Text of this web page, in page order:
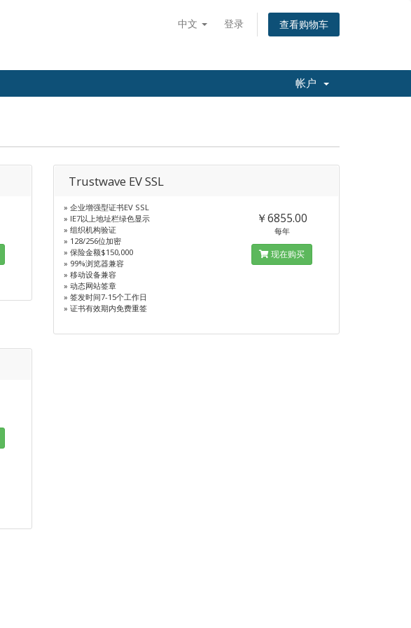
中文 登录 查看购物车
帐户
Trustwave EV SSL
» 企业增强型证书EV SSL
» IE7以上地址栏绿色显示
» 组织机构验证
» 128/256位加密
» 保险金额$150,000
» 99%浏览器兼容
» 移动设备兼容
» 动态网站签章
» 签发时间7-15个工作日
» 证书有效期内免费重签
￥6855.00
每年
现在购买